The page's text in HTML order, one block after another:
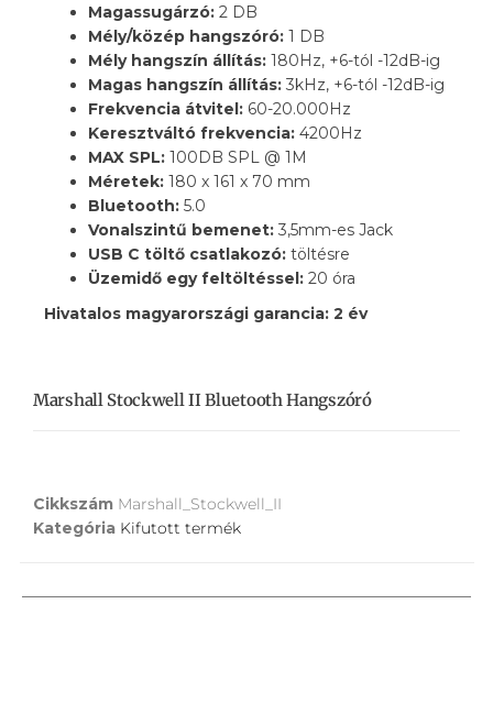
Magassugárzó: 2 DB
Mély/közép hangszóró: 1 DB
Mély hangszín állítás: 180Hz, +6-tól -12dB-ig
Magas hangszín állítás: 3kHz, +6-tól -12dB-ig
Frekvencia átvitel: 60-20.000Hz
Keresztváltó frekvencia: 4200Hz
MAX SPL: 100DB SPL @ 1M
Méretek: 180 x 161 x 70 mm
Bluetooth: 5.0
Vonalszintű bemenet: 3,5mm-es Jack
USB C töltő csatlakozó: töltésre
Üzemidő egy feltöltéssel: 20 óra
Hivatalos magyarországi garancia: 2 év
Marshall Stockwell II Bluetooth Hangszóró
Cikkszám Marshall_Stockwell_II
Kategória Kifutott termék